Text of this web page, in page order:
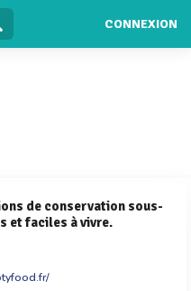
CONNEXION
de conservation sous-
et faciles à vivre.